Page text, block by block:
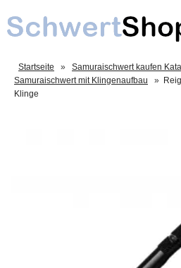
Startseite » Samuraischwert kaufen
Samuraischwert mit Klingenaufbau
»
Klinge